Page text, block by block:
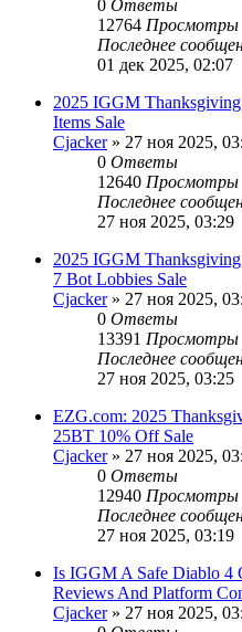
0 Ответы
12764 Просмотры
Последнее
01 дек 2025, 02:07
2025 IGGM
Items Sale
Cjacker» 27 ноя 2025,
0 Ответы
12640 Просмотры
Последнее
27 ноя 2025, 03:29
2025 IGGM
7 Bot Lobbies Sale
Cjacker» 27 ноя 2025,
0 Ответы
13391 Просмотры
Последнее
27 ноя 2025, 03:25
EZG.com: 2025
25BT 10% Off Sale
Cjacker» 27 ноя 2025,
0 Ответы
12940 Просмотры
Последнее
27 ноя 2025, 03:19
Is IGGM A Safe Diablo 4
Reviews And Platform
Cjacker» 27 ноя 2025,